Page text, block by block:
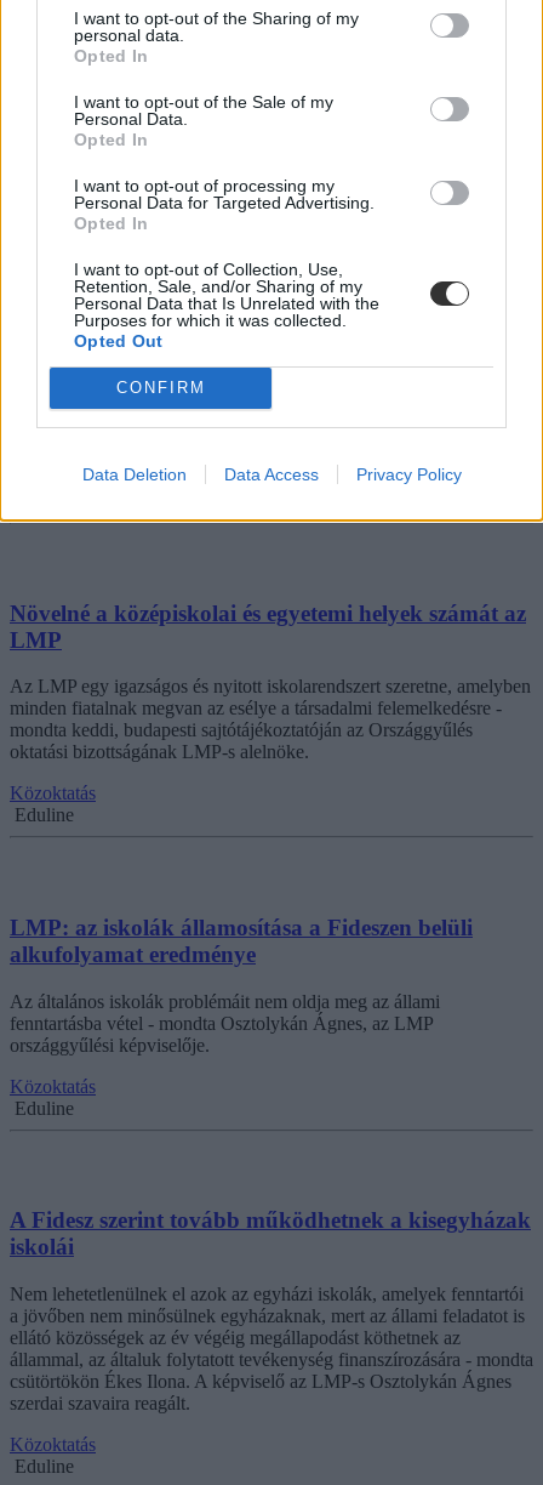
I want to opt-out of the Sharing of my
personal data.
Opted In
I want to opt-out of the Sale of my
Personal Data.
Opted In
I want to opt-out of processing my
Personal Data for Targeted Advertising.
Opted In
I want to opt-out of Collection, Use,
Retention, Sale, and/or Sharing of my
Personal Data that Is Unrelated with the
Purposes for which it was collected.
Opted Out
CONFIRM
Data Deletion Data Access Privacy Policy
Hoffmann Rózsa már nagyon unja a röghöz
kötésről szóló kritikákat
hogy a kormány csökkenti a felsőoktatás...
Felsőoktatás
Hogyan jutna be ma Orbán Viktor a jogi karra?
Az LMP markánsan ellenzi a kormánynak azokat a terveit, amelyek
szerint pénzt vonnának ki a felsőoktatásból, bevezetnék a tandíjat és
"röghöz kötnék" a hallgatókat, vagyis csak azoknak nem kellene
tandíjat fizetni, aki szerződésben vállalják, hogy itthon maradnak a
diploma megszerzése után – mondta pénteki, budapesti
Felsőoktatás
Növelné a középiskolai és egyetemi helyek számát az
LMP
Az LMP egy igazságos és nyitott iskolarendszert szeretne, amelyben
minden fiatalnak megvan az esélye a társadalmi felemelkedésre -
mondta keddi, budapesti sajtótájékoztatóján az Országgyűlés
oktatási bizottságának LMP-s alelnöke.
Közoktatás
Eduline
LMP: az iskolák államosítása a Fideszen belüli
alkufolyamat eredménye
Az általános iskolák problémáit nem oldja meg az állami
fenntartásba vétel - mondta Osztolykán Ágnes, az LMP
országgyűlési képviselője.
Közoktatás
Eduline
A Fidesz szerint tovább működhetnek a kisegyházak
iskolái
Nem lehetetlenülnek el azok az egyházi iskolák, amelyek fenntartói
a jövőben nem minősülnek egyházaknak, mert az állami feladatot is
ellátó közösségek az év végéig megállapodást köthetnek az
állammal, az általuk folytatott tevékenység finanszírozására - mondta
csütörtökön Ékes Ilona. A képviselő az LMP-s Osztolykán Ágnes
szerdai szavaira reagált.
Közoktatás
Eduline